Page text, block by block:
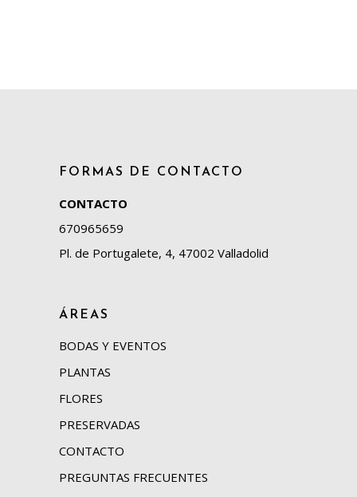
FORMAS DE CONTACTO
CONTACTO
670965659
Pl. de Portugalete, 4, 47002 Valladolid
ÁREAS
BODAS Y EVENTOS
PLANTAS
FLORES
PRESERVADAS
CONTACTO
PREGUNTAS FRECUENTES